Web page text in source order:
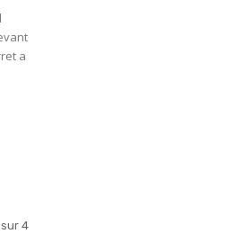
a
4